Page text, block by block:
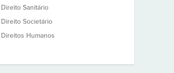
Direito Sanitário
Direito Societário
Direitos Humanos